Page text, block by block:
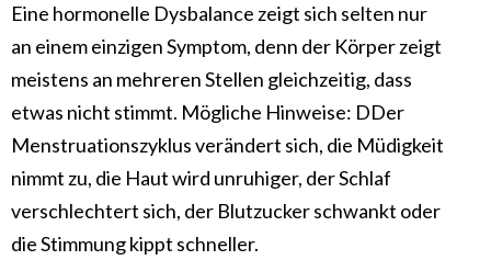
Eine hormonelle Dysbalance zeigt sich selten nur
an einem einzigen Symptom, denn der Körper zeigt
meistens an mehreren Stellen gleichzeitig, dass
etwas nicht stimmt. Mögliche Hinweise: DDer
Menstruationszyklus verändert sich, die Müdigkeit
nimmt zu, die Haut wird unruhiger, der Schlaf
verschlechtert sich, der Blutzucker schwankt oder
die Stimmung kippt schneller.